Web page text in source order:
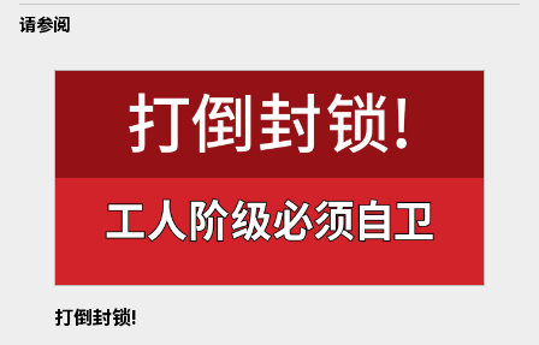
请参阅
打倒封锁!